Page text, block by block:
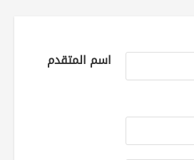
اسم المتقدم